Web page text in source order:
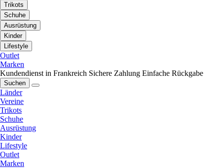
Trikots
Schuhe
Ausrüstung
Kinder
Lifestyle
Outlet
Marken
Kundendienst in Frankreich Sichere Zahlung Einfache Rückgabe
Suchen
Länder
Vereine
Trikots
Schuhe
Ausrüstung
Kinder
Lifestyle
Outlet
Marken